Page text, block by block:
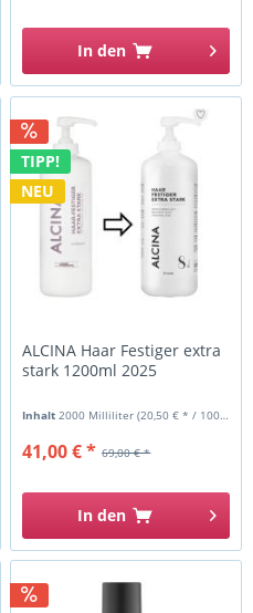
In den
TIPP!
NEU
ALCINA Haar Festiger extra
stark 1200ml 2025
Inhalt 2000 Milliliter(20,50 € * / 1000 Milliliter)
69,00 € *
41,00 € *
In den